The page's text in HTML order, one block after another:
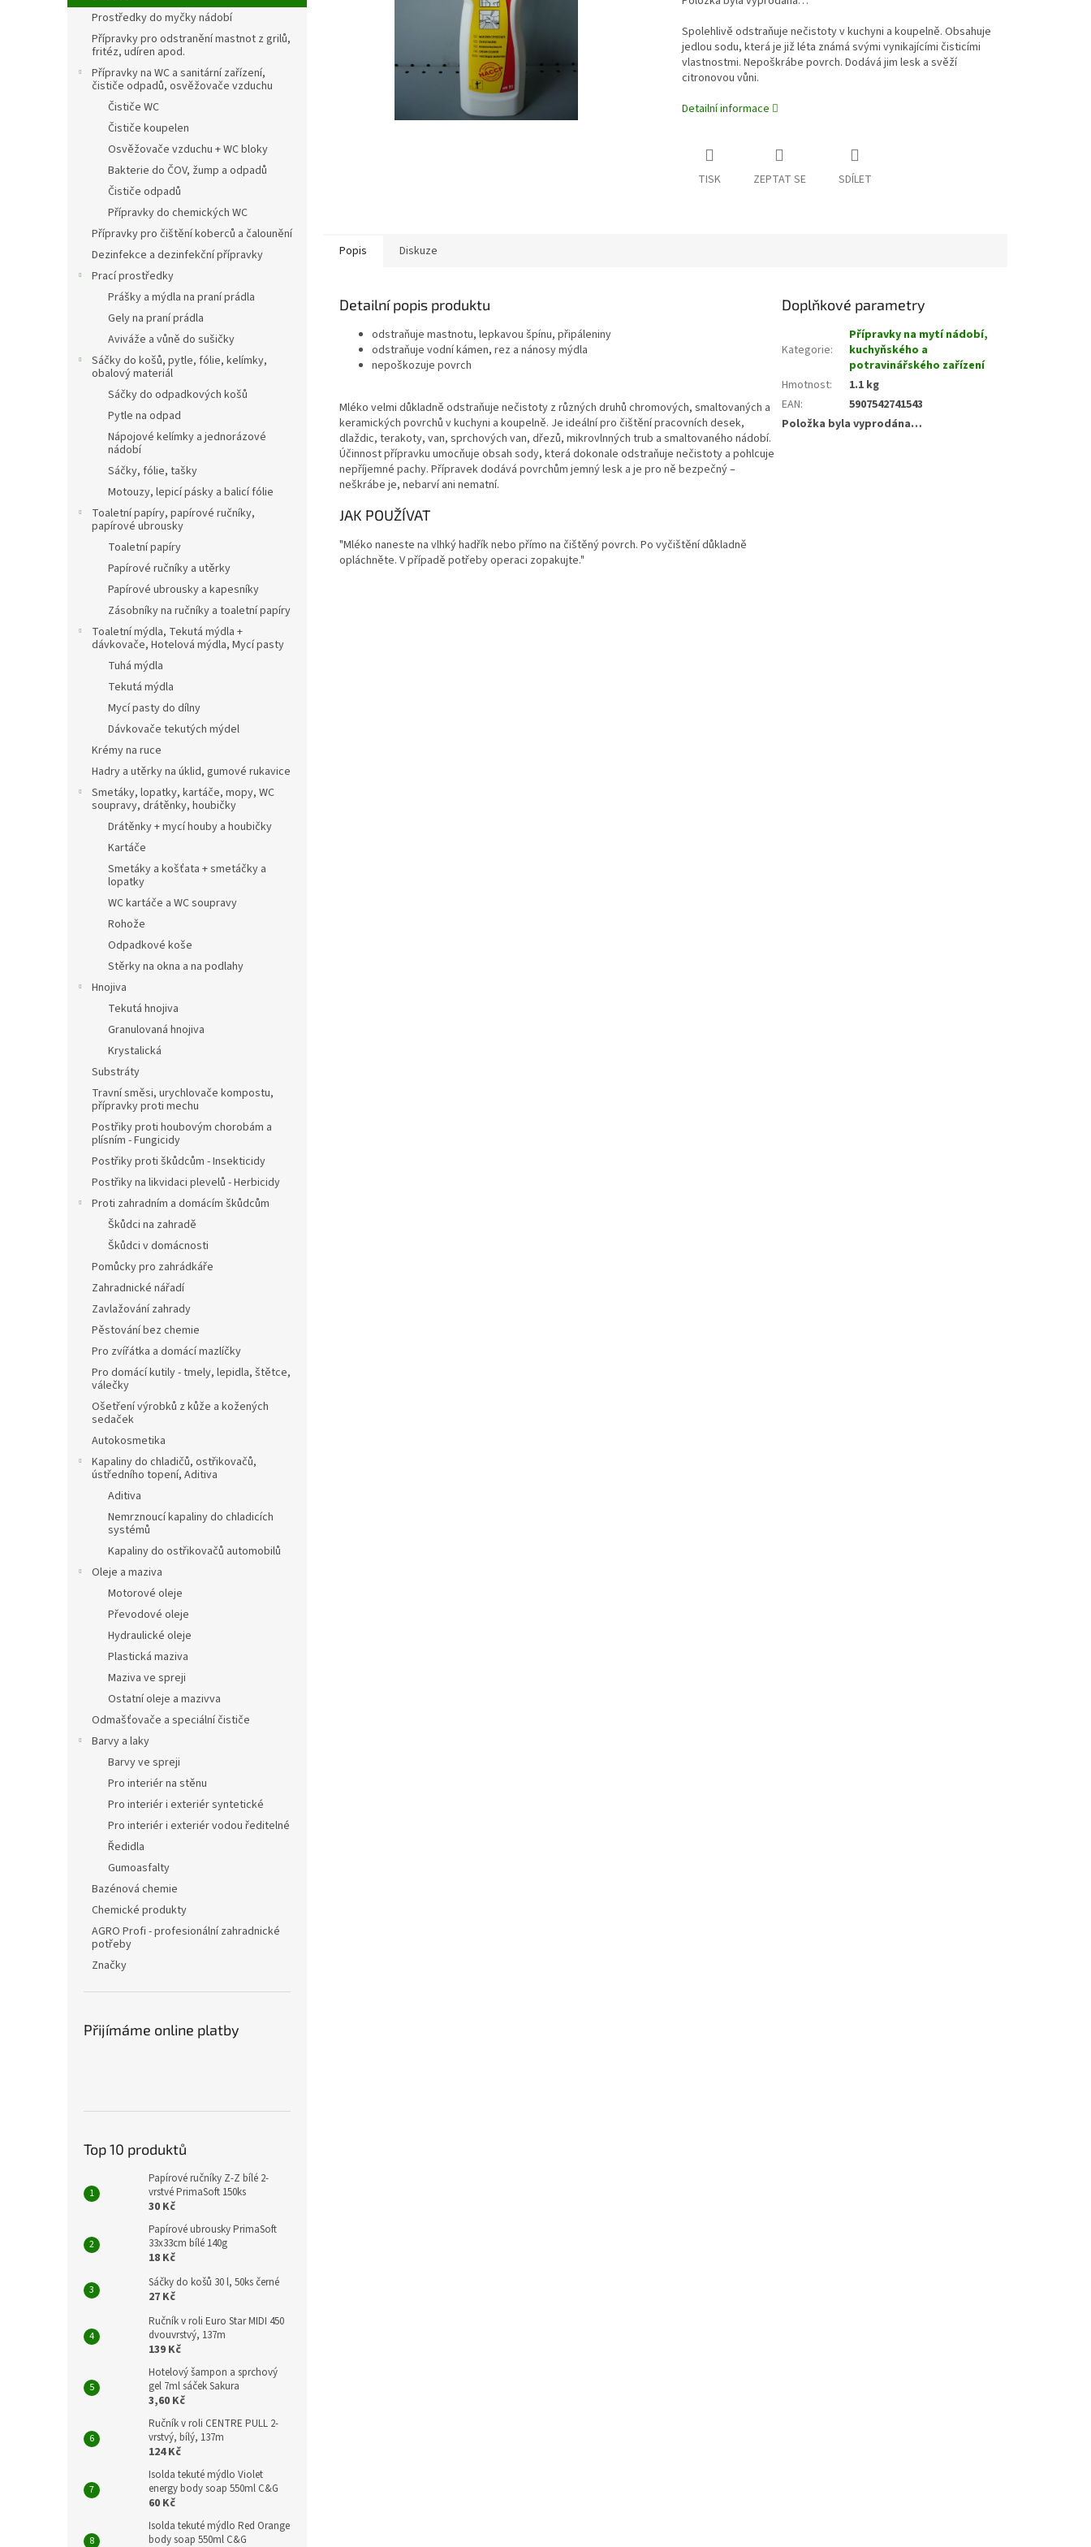
n
Prostředky do myčky nádobí
Přípravky pro odstranění mastnot z grilů,
fritéz, udíren apod.
Přípravky na WC a sanitární zařízení,
čističe odpadů, osvěžovače vzduchu
Čističe WC
Čističe koupelen
Osvěžovače vzduchu + WC bloky
Bakterie do ČOV, žump a odpadů
Čističe odpadů
Přípravky do chemických WC
Přípravky pro čištění koberců a čalounění
Dezinfekce a dezinfekční přípravky
Prací prostředky
Prášky a mýdla na praní prádla
Gely na praní prádla
Aviváže a vůně do sušičky
Sáčky do košů, pytle, fólie, kelímky,
obalový materiál
Sáčky do odpadkových košů
Pytle na odpad
Nápojové kelímky a jednorázové
nádobí
Sáčky, fólie, tašky
Motouzy, lepicí pásky a balicí fólie
Toaletní papíry, papírové ručníky,
papírové ubrousky
Toaletní papíry
Papírové ručníky a utěrky
Papírové ubrousky a kapesníky
Zásobníky na ručníky a toaletní papíry
Toaletní mýdla, Tekutá mýdla +
dávkovače, Hotelová mýdla, Mycí pasty
Tuhá mýdla
Tekutá mýdla
Mycí pasty do dílny
Dávkovače tekutých mýdel
Krémy na ruce
Hadry a utěrky na úklid, gumové rukavice
Smetáky, lopatky, kartáče, mopy, WC
soupravy, drátěnky, houbičky
Drátěnky + mycí houby a houbičky
Kartáče
Smetáky a košťata + smetáčky a
lopatky
WC kartáče a WC soupravy
Rohože
Odpadkové koše
Stěrky na okna a na podlahy
Hnojiva
Tekutá hnojiva
Granulovaná hnojiva
Krystalická
Substráty
Travní směsi, urychlovače kompostu,
přípravky proti mechu
Postřiky proti houbovým chorobám a
plísním - Fungicidy
Postřiky proti škůdcům - Insekticidy
Postřiky na likvidaci plevelů - Herbicidy
Proti zahradním a domácím škůdcům
Škůdci na zahradě
Škůdci v domácnosti
Pomůcky pro zahrádkáře
Zahradnické nářadí
Zavlažování zahrady
Pěstování bez chemie
Pro zvířátka a domácí mazlíčky
Pro domácí kutily - tmely, lepidla, štětce,
válečky
Ošetření výrobků z kůže a kožených
sedaček
Autokosmetika
Kapaliny do chladičů, ostřikovačů,
ústředního topení, Aditiva
Aditiva
Nemrznoucí kapaliny do chladicích
systémů
Kapaliny do ostřikovačů automobilů
Oleje a maziva
Motorové oleje
Převodové oleje
Hydraulické oleje
Plastická maziva
Maziva ve spreji
Ostatní oleje a mazivva
Odmašťovače a speciální čističe
Barvy a laky
Barvy ve spreji
Pro interiér na stěnu
Pro interiér i exteriér syntetické
Pro interiér i exteriér vodou ředitelné
Ředidla
Gumoasfalty
Bazénová chemie
Chemické produkty
AGRO Profi - profesionální zahradnické
potřeby
Značky
Přijímáme online platby
Top 10 produktů
Papírové ručníky Z-Z bílé 2-
vrstvé PrimaSoft 150ks
30 Kč
Papírové ubrousky PrimaSoft
33x33cm bílé 140g
18 Kč
Sáčky do košů 30 l, 50ks černé
27 Kč
Ručník v roli Euro Star MIDI 450
dvouvrstvý, 137m
139 Kč
Hotelový šampon a sprchový
gel 7ml sáček Sakura
3,60 Kč
Ručník v roli CENTRE PULL 2-
vrstvý, bílý, 137m
124 Kč
Isolda tekuté mýdlo Violet
energy body soap 550ml C&G
60 Kč
Isolda tekuté mýdlo Red Orange
body soap 550ml C&G
Spolehlivě odstraňuje nečistoty v kuchyni a koupelně. Obsahuje
jedlou sodu, která je již léta známá svými vynikajícími čisticími
vlastnostmi. Nepoškrábe povrch. Dodává jim lesk a svěží
citronovou vůni.
Detailní informace
TISK ZEPTAT SE SDÍLET
Popis Diskuze
Detailní popis produktu
odstraňuje mastnotu, lepkavou špínu, připáleniny
odstraňuje vodní kámen, rez a nánosy mýdla
nepoškozuje povrch
Mléko velmi důkladně odstraňuje nečistoty z různých druhů chromových, smaltovaných a
keramických povrchů v kuchyni a koupelně. Je ideální pro čištění pracovních desek,
dlaždic, terakoty, van, sprchových van, dřezů, mikrovlnných trub a smaltovaného nádobí.
Účinnost přípravku umocňuje obsah sody, která dokonale odstraňuje nečistoty a pohlcuje
nepříjemné pachy. Přípravek dodává povrchům jemný lesk a je pro ně bezpečný –
neškrábe je, nebarví ani nematní.
JAK POUŽÍVAT
"Mléko naneste na vlhký hadřík nebo přímo na čištěný povrch. Po vyčištění důkladně
opláchněte. V případě potřeby operaci zopakujte."
Doplňkové parametry
Kategorie:
Přípravky na mytí nádobí,
kuchyňského a
potravinářského zařízení
Hmotnost:
1.1 kg
EAN:
5907542741543
Položka byla vyprodána…